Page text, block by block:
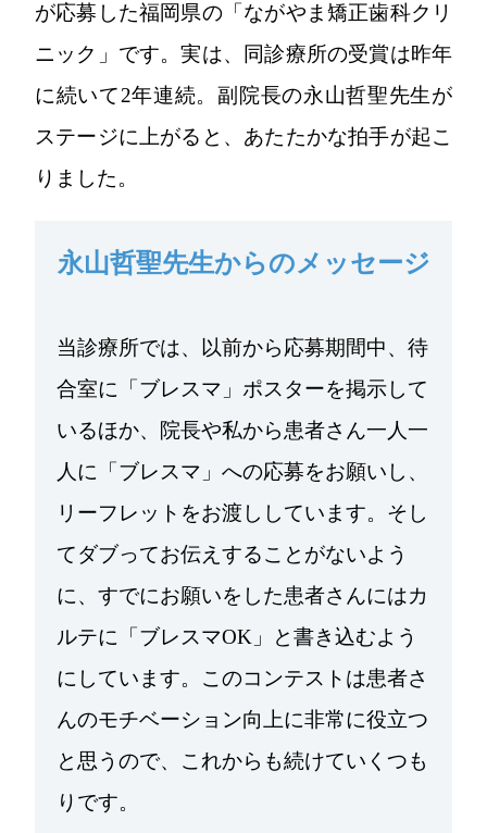
が応募した福岡県の「ながやま矯正歯科クリ
ニック」です。実は、同診療所の受賞は昨年
に続いて2年連続。副院長の永山哲聖先生が
ステージに上がると、あたたかな拍手が起こ
りました。
永山哲聖先生からのメッセージ
当診療所では、以前から応募期間中、待
合室に「ブレスマ」ポスターを掲示して
いるほか、院長や私から患者さん一人一
人に「ブレスマ」への応募をお願いし、
リーフレットをお渡ししています。そし
てダブってお伝えすることがないよう
に、すでにお願いをした患者さんにはカ
ルテに「ブレスマOK」と書き込むよう
にしています。このコンテストは患者さ
んのモチベーション向上に非常に役立つ
と思うので、これからも続けていくつも
りです。